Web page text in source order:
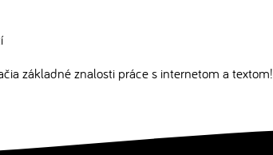
základné znalosti práce s internetom a textom!